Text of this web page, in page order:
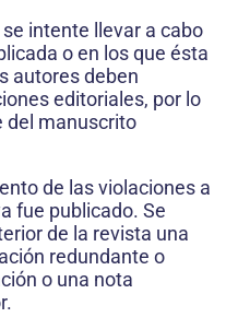
intente llevar a cabo
o en los que ésta
autores deben
editoriales, por lo
del manuscrito
de las violaciones a
fue publicado. Se
de la revista una
redundante o
o una nota